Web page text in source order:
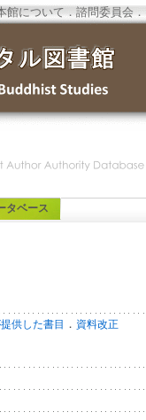
館について ．諮問委員会 ．
タベース
供した書目 ． 資料改正